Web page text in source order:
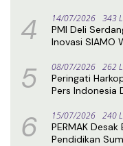
4 14/07/2026 343
PMI Deli
Inovasi SIAMO
5 08/07/2026 262
Peringati
Pers Indonesia
6 15/07/2026 240
PERMAK
Pendidikan